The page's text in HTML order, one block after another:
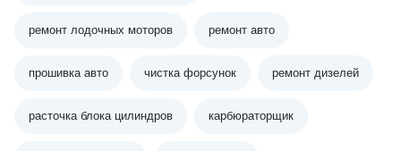
ремонт лодочных моторов ремонт авто
прошивка авто чистка форсунок ремонт дизелей
расточка блока цилиндров карбюраторщик